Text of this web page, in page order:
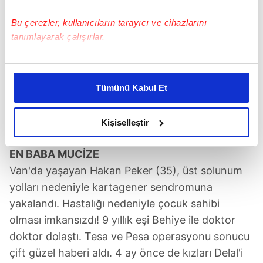
Bu çerezler, kullanıcıların tarayıcı ve cihazlarını
tanımlayarak çalışırlar.
Bu çerezlere izin vermeniz halinde sizlere özel
daha iyi reklam deneyimi yaşatabiliriz. Bunu yaparken
amacımızın size daha iyi bir reklam deneyimi sunmak
olduğunu ve sizlere en iyi içerikleri sunabilmek adına
elimizden gelen çabayı gösterdiğimizi ve bu noktada,
reklamların maliyetlerimizi karşılamak noktasında tek gelir
kalemimiz olduğunu sizlere hatırlatmak isteriz.
Her halükârda, kullanıcılar, bu çerezlere izin vermedikleri
takdirde, kullanıcılara hedefli reklamlar
gösterilmeyecektir."
Sizlere daha iyi bir hizmet sunabilmek için İnternet
Tümünü Kabul Et
Kişiselleştir
EN BABA MUCİZE
Van'da yaşayan Hakan Peker (35), üst solunum
yolları nedeniyle kartagener sendromuna
yakalandı. Hastalığı nedeniyle çocuk sahibi
olması imkansızdı! 9 yıllık eşi Behiye ile doktor
doktor dolaştı. Tesa ve Pesa operasyonu sonucu
çift güzel haberi aldı. 4 ay önce de kızları Delal'i